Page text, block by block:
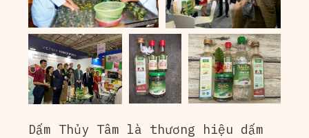
Dấm Thủy Tâm là thương hiệu dấm